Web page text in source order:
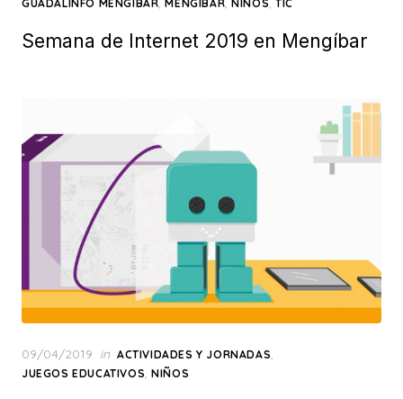
GUADALINFO MENGIBAR MENGIBAR NIÑOS TIC
Semana de Internet 2019 en Mengíbar
Posted
on
09/04/2019 in ACTIVIDADES Y JORNADAS,
JUEGOS EDUCATIVOS,NIÑOS